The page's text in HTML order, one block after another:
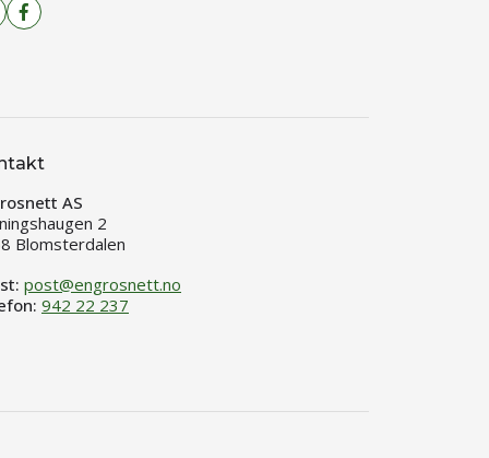
AS
2
Blomsterdalen
post@engrosnett.no
942 22 237